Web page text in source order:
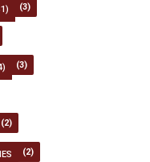
(3)
(3)
(2)
(2)